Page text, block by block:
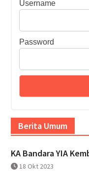
Username
Password
Berita Umum
KA Bandara YIA
18 Okt 2023